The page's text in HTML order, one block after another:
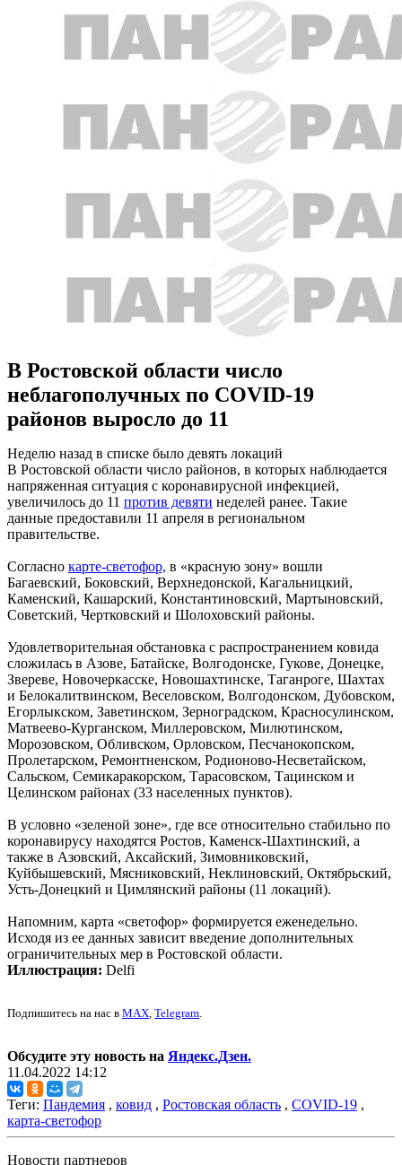
В Ростовской области число
неблагополучных по COVID-19
районов выросло до 11
Неделю назад в списке было девять локаций
В Ростовской области число районов, в которых наблюдается
напряженная ситуация с коронавирусной инфекцией,
увеличилось до 11 против девяти неделей ранее. Такие
данные предоставили 11 апреля в региональном
правительстве.
Согласно карте-светофор, в «красную зону» вошли
Багаевский, Боковский, Верхнедонской, Кагальницкий,
Каменский, Кашарский, Константиновский, Мартыновский,
Советский, Чертковский и Шолоховский районы.
Удовлетворительная обстановка с распространением ковида
сложилась в Азове, Батайске, Волгодонске, Гукове, Донецке,
Звереве, Новочеркасске, Новошахтинске, Таганроге, Шахтах
и Белокалитвинском, Веселовском, Волгодонском, Дубовском,
Егорлыкском, Заветинском, Зерноградском, Красносулинском,
Матвеево-Курганском, Миллеровском, Милютинском,
Морозовском, Обливском, Орловском, Песчанокопском,
Пролетарском, Ремонтненском, Родионово-Несветайском,
Сальском, Семикаракорском, Тарасовском, Тацинском и
Целинском районах (33 населенных пунктов).
В условно «зеленой зоне», где все относительно стабильно по
коронавирусу находятся Ростов, Каменск-Шахтинский, а
также в Азовский, Аксайский, Зимовниковский,
Куйбышевский, Мясниковский, Неклиновский, Октябрьский,
Усть-Донецкий и Цимлянский районы (11 локаций).
Напомним, карта «светофор» формируется еженедельно.
Исходя из ее данных зависит введение дополнительных
ограничительных мер в Ростовской области.
Иллюстрация: Delfi
Подпишитесь на нас в MAX, Telegram.
Обсудите эту новость на Яндекс.Дзен.
11.04.2022 14:12
Теги: Пандемия , ковид , Ростовская область , COVID-19 ,
карта-светофор
Новости партнеров